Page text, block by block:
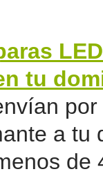
LED
tu
a tu
de